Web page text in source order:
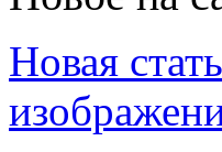
Новая